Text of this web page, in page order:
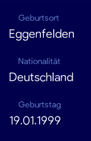
Geburtsort
Eggenfelden
Nationalität
Deutschland
Geburtstag
19.01.1999